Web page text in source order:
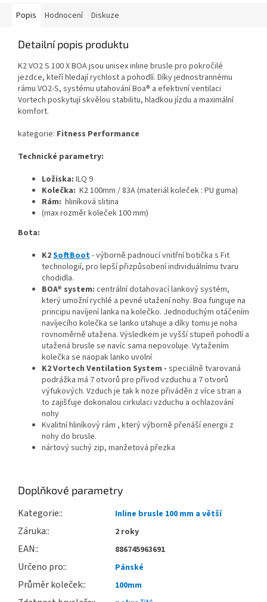
Popis Hodnocení Diskuze
Detailní popis produktu
K2 VO2 S 100 X BOA jsou unisex inline brusle pro pokročilé
jezdce, kteří hledají rychlost a pohodlí. Díky jednostrannému
rámu VO2-S, systému utahování Boa® a efektivní ventilaci
Vortech poskytují skvělou stabilitu, hladkou jízdu a maximální
komfort.
kategorie: Fitness Performance
Technické parametry:
Ložiska: ILQ 9
Kolečka: K2 100mm / 83A (materiál koleček : PU guma)
Rám: hliníková slitina
(max rozměr koleček 100 mm)
Bota:
K2SoftBoot- výborně padnoucí vnitřní botička s Fit
technologií, pro lepší přizpůsobení individuálnímu tvaru
chodidla.
BOA® system: centrální dotahovací lankový systém,
který umožní rychlé a pevné utažení nohy. Boa funguje na
principu navíjení lanka na kolečko. Jednoduchým otáčením
navíjecího kolečka se lanko utahuje a díky tomu je noha
rovnoměrně utažena. Výsledkem je vyšší stupeň pohodlí a
utažená brusle se navíc sama nepovoluje. Vytažením
kolečka se naopak lanko uvolní
K2 Vortech Ventilation System - speciálně tvarovaná
podrážka má 7 otvorů pro přívod vzduchu a 7 otvorů
výfukových. Vzduch je tak k noze přiváděn z více stran a
to zajišťuje dokonalou cirkulaci vzduchu a ochlazování
nohy
Kvalitní hliníkový rám , který výborně přenáší energii z
nohy do brusle.
nártový suchý zip, manžetová přezka
Doplňkové parametry
Kategorie: Inline brusle 100 mm a větší
Záruka: 2 roky
EAN: 886745963691
Určeno pro: Pánské
Průměr koleček: 100mm